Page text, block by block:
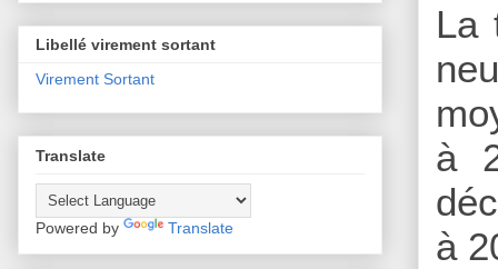
La
à
à
Libellé virement sortant
Virement Sortant
Translate
Powered by Translate